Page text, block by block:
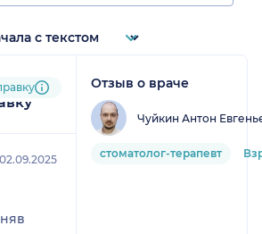
02.09.2025
Отзыв о враче
Чуйкин Антон
стоматолог-терапевт